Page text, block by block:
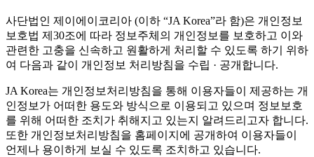
사단법인 제이에이코리아 (이하 “JA Korea”라 함)은 개인정보
보호법 제30조에 따라 정보주체의 개인정보를 보호하고 이와
관련한 고충을 신속하고 원활하게 처리할 수 있도록 하기 위하
여 다음과 같이 개인정보 처리방침을 수립 · 공개합니다.
JA Korea는 개인정보처리방침을 통해 이용자들이 제공하는 개
인정보가 어떠한 용도와 방식으로 이용되고 있으며 정보보호
를 위해 어떠한 조치가 취해지고 있는지 알려드리고자 합니다.
또한 개인정보처리방침을 홈페이지에 공개하여 이용자들이
언제나 용이하게 보실 수 있도록 조치하고 있습니다.